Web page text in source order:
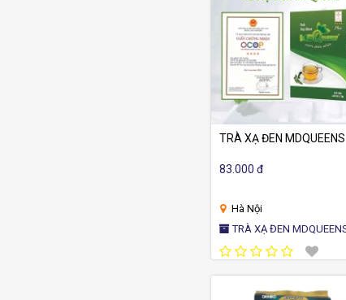
TRÀ XẠ ĐEN MDQUEENS
83.000 đ
Hà Nội
TRÀ XẠ ĐEN